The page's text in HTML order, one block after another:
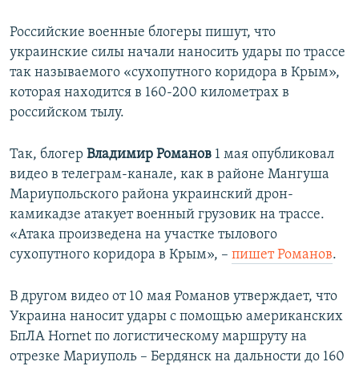
Российские военные блогеры пишут, что
украинские силы начали наносить удары по трассе
так называемого «сухопутного коридора в Крым»,
которая находится в 160-200 километрах в
российском тылу.
Так, блогер Владимир Романов 1 мая опубликовал
видео в телеграм-канале, как в районе Мангуша
Мариупольского района украинский дрон-
камикадзе атакует военный грузовик на трассе.
«Атака произведена на участке тылового
сухопутного коридора в Крым», – пишет Романов.
В другом видео от 10 мая Романов утверждает, что
Украина наносит удары с помощью американских
БпЛА Hornet по логистическому маршруту на
отрезке Мариуполь – Бердянск на дальности до 160